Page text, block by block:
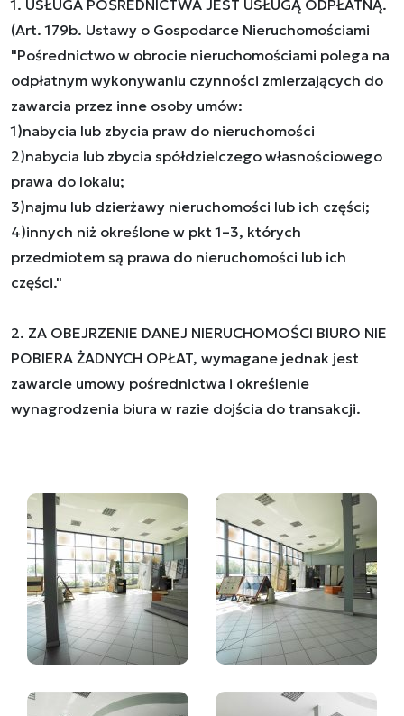
1. USŁUGA POŚREDNICTWA JEST USŁUGĄ ODPŁATNĄ.
(Art. 179b. Ustawy o Gospodarce Nieruchomościami
"Pośrednictwo w obrocie nieruchomościami polega na
odpłatnym wykonywaniu czynności zmierzających do
zawarcia przez inne osoby umów:
1)nabycia lub zbycia praw do nieruchomości
2)nabycia lub zbycia spółdzielczego własnościowego
prawa do lokalu;
3)najmu lub dzierżawy nieruchomości lub ich części;
4)innych niż określone w pkt 1–3, których
przedmiotem są prawa do nieruchomości lub ich
części."
2. ZA OBEJRZENIE DANEJ NIERUCHOMOŚCI BIURO NIE
POBIERA ŻADNYCH OPŁAT, wymagane jednak jest
zawarcie umowy pośrednictwa i określenie
wynagrodzenia biura w razie dojścia do transakcji.